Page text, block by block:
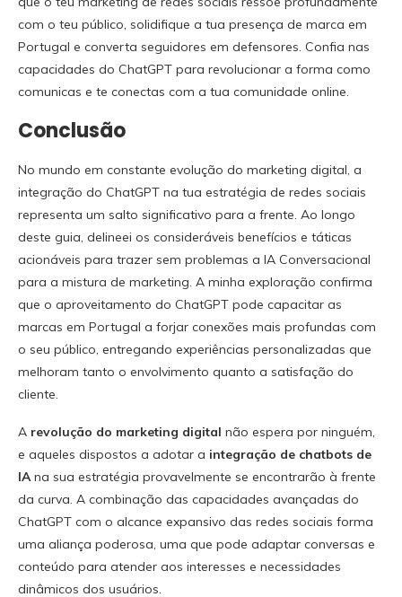
com o teu público, solidifique a tua presença de marca em
Portugal e converta seguidores em defensores. Confia nas
capacidades do ChatGPT para revolucionar a forma como
comunicas e te conectas com a tua comunidade online.
Conclusão
No mundo em constante evolução do marketing digital, a
integração do ChatGPT na tua estratégia de redes sociais
representa um salto significativo para a frente. Ao longo
deste guia, delineei os consideráveis benefícios e táticas
acionáveis para trazer sem problemas a IA Conversacional
para a mistura de marketing. A minha exploração confirma
que o aproveitamento do ChatGPT pode capacitar as
marcas em Portugal a forjar conexões mais profundas com
o seu público, entregando experiências personalizadas que
melhoram tanto o envolvimento quanto a satisfação do
cliente.
A revolução do marketing digital não espera por ninguém,
e aqueles dispostos a adotar a integração de chatbots de
IAna sua estratégia provavelmente se encontrarão à frente
da curva. A combinação das capacidades avançadas do
ChatGPT com o alcance expansivo das redes sociais forma
uma aliança poderosa, uma que pode adaptar conversas e
conteúdo para atender aos interesses e necessidades
dinâmicos dos usuários.